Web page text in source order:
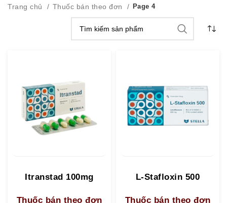
Trang chủ Thuốc bán theo đơn Page 4
Itranstad 100mg
Thuốc bán theo đơn
L-Stafloxin 500
Thuốc bán theo đơn